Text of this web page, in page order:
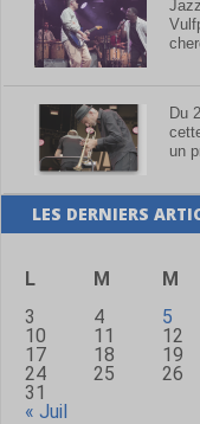
Du
un
LES DERNIERS
L
M M
3
4 5
10
11 12
17
18 19
24
25 26
31
« Juil